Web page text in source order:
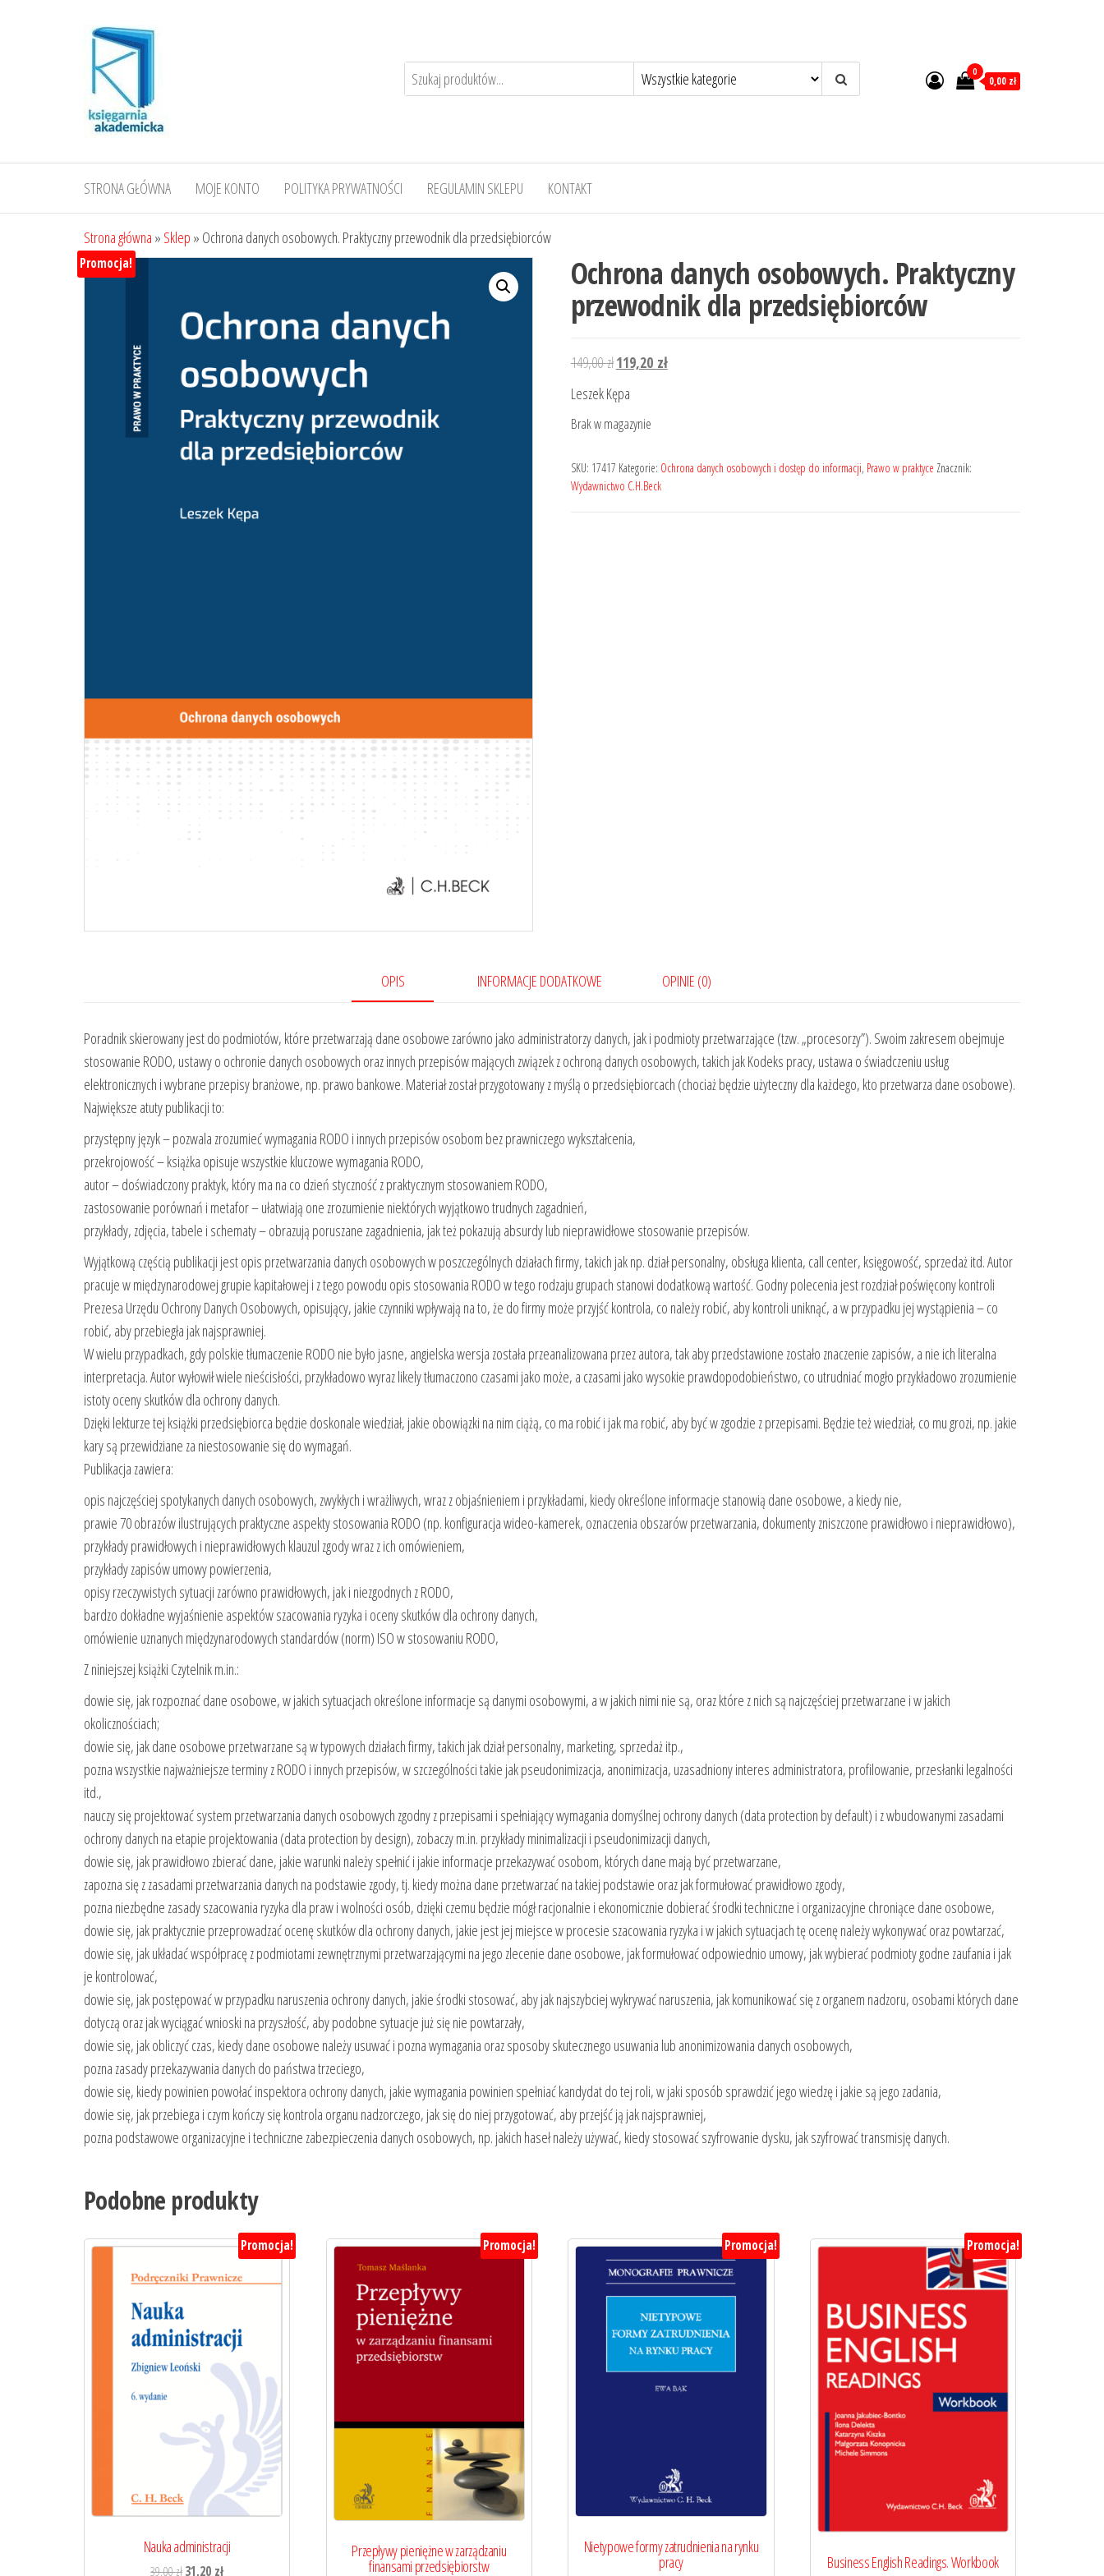
0
0,00 zł
STRONA GŁÓWNA MOJE KONTO POLITYKA PRYWATNOŚCI REGULAMIN SKLEPU KONTAKT
Strona główna » Sklep » Ochrona danych osobowych. Praktyczny przewodnik dla przedsiębiorców
Promocja! Ochrona danych osobowych. Praktyczny
przewodnik dla przedsiębiorców
149,00złPierwotna
wynosiła:
149,00 zł.
119,20 złAktualna
Leszek Kępa
Brak w magazynie
SKU: 17417 Kategorie: Ochrona danych osobowych i dostęp do informacji, Prawo w praktyce Znacznik:
Wydawnictwo C.H.Beck
OPIS INFORMACJE DODATKOWE OPINIE (0)
Poradnik skierowany jest do podmiotów, które przetwarzają dane osobowe zarówno jako administratorzy danych, jak i podmioty przetwarzające (tzw. „procesorzy”). Swoim zakresem obejmuje
stosowanie RODO, ustawy o ochronie danych osobowych oraz innych przepisów mających związek z ochroną danych osobowych, takich jak Kodeks pracy, ustawa o świadczeniu usług
elektronicznych i wybrane przepisy branżowe, np. prawo bankowe. Materiał został przygotowany z myślą o przedsiębiorcach (chociaż będzie użyteczny dla każdego, kto przetwarza dane osobowe).
Największe atuty publikacji to:
przystępny język – pozwala zrozumieć wymagania RODO i innych przepisów osobom bez prawniczego wykształcenia,
przekrojowość – książka opisuje wszystkie kluczowe wymagania RODO,
autor – doświadczony praktyk, który ma na co dzień styczność z praktycznym stosowaniem RODO,
zastosowanie porównań i metafor – ułatwiają one zrozumienie niektórych wyjątkowo trudnych zagadnień,
przykłady, zdjęcia, tabele i schematy – obrazują poruszane zagadnienia, jak też pokazują absurdy lub nieprawidłowe stosowanie przepisów.
Wyjątkową częścią publikacji jest opis przetwarzania danych osobowych w poszczególnych działach firmy, takich jak np. dział personalny, obsługa klienta, call center, księgowość, sprzedaż itd. Autor
pracuje w międzynarodowej grupie kapitałowej i z tego powodu opis stosowania RODO w tego rodzaju grupach stanowi dodatkową wartość. Godny polecenia jest rozdział poświęcony kontroli
Prezesa Urzędu Ochrony Danych Osobowych, opisujący, jakie czynniki wpływają na to, że do firmy może przyjść kontrola, co należy robić, aby kontroli uniknąć, a w przypadku jej wystąpienia – co
robić, aby przebiegła jak najsprawniej.
W wielu przypadkach, gdy polskie tłumaczenie RODO nie było jasne, angielska wersja została przeanalizowana przez autora, tak aby przedstawione zostało znaczenie zapisów, a nie ich literalna
interpretacja. Autor wyłowił wiele nieścisłości, przykładowo wyraz likely tłumaczono czasami jako może, a czasami jako wysokie prawdopodobieństwo, co utrudniać mogło przykładowo zrozumienie
istoty oceny skutków dla ochrony danych.
Dzięki lekturze tej książki przedsiębiorca będzie doskonale wiedział, jakie obowiązki na nim ciążą, co ma robić i jak ma robić, aby być w zgodzie z przepisami. Będzie też wiedział, co mu grozi, np. jakie
kary są przewidziane za niestosowanie się do wymagań.
Publikacja zawiera:
opis najczęściej spotykanych danych osobowych, zwykłych i wrażliwych, wraz z objaśnieniem i przykładami, kiedy określone informacje stanowią dane osobowe, a kiedy nie,
prawie 70 obrazów ilustrujących praktyczne aspekty stosowania RODO (np. konfiguracja wideo-kamerek, oznaczenia obszarów przetwarzania, dokumenty zniszczone prawidłowo i nieprawidłowo),
przykłady prawidłowych i nieprawidłowych klauzul zgody wraz z ich omówieniem,
przykłady zapisów umowy powierzenia,
opisy rzeczywistych sytuacji zarówno prawidłowych, jak i niezgodnych z RODO,
bardzo dokładne wyjaśnienie aspektów szacowania ryzyka i oceny skutków dla ochrony danych,
omówienie uznanych międzynarodowych standardów (norm) ISO w stosowaniu RODO,
Z niniejszej książki Czytelnik m.in.:
dowie się, jak rozpoznać dane osobowe, w jakich sytuacjach określone informacje są danymi osobowymi, a w jakich nimi nie są, oraz które z nich są najczęściej przetwarzane i w jakich
okolicznościach;
dowie się, jak dane osobowe przetwarzane są w typowych działach firmy, takich jak dział personalny, marketing, sprzedaż itp.,
pozna wszystkie najważniejsze terminy z RODO i innych przepisów, w szczególności takie jak pseudonimizacja, anonimizacja, uzasadniony interes administratora, profilowanie, przesłanki legalności
itd.,
nauczy się projektować system przetwarzania danych osobowych zgodny z przepisami i spełniający wymagania domyślnej ochrony danych (data protection by default) i z wbudowanymi zasadami
ochrony danych na etapie projektowania (data protection by design), zobaczy m.in. przykłady minimalizacji i pseudonimizacji danych,
dowie się, jak prawidłowo zbierać dane, jakie warunki należy spełnić i jakie informacje przekazywać osobom, których dane mają być przetwarzane,
zapozna się z zasadami przetwarzania danych na podstawie zgody, tj. kiedy można dane przetwarzać na takiej podstawie oraz jak formułować prawidłowo zgody,
pozna niezbędne zasady szacowania ryzyka dla praw i wolności osób, dzięki czemu będzie mógł racjonalnie i ekonomicznie dobierać środki techniczne i organizacyjne chroniące dane osobowe,
dowie się, jak praktycznie przeprowadzać ocenę skutków dla ochrony danych, jakie jest jej miejsce w procesie szacowania ryzyka i w jakich sytuacjach tę ocenę należy wykonywać oraz powtarzać,
dowie się, jak układać współpracę z podmiotami zewnętrznymi przetwarzającymi na jego zlecenie dane osobowe, jak formułować odpowiednio umowy, jak wybierać podmioty godne zaufania i jak
je kontrolować,
dowie się, jak postępować w przypadku naruszenia ochrony danych, jakie środki stosować, aby jak najszybciej wykrywać naruszenia, jak komunikować się z organem nadzoru, osobami których dane
dotyczą oraz jak wyciągać wnioski na przyszłość, aby podobne sytuacje już się nie powtarzały,
dowie się, jak obliczyć czas, kiedy dane osobowe należy usuwać i pozna wymagania oraz sposoby skutecznego usuwania lub anonimizowania danych osobowych,
pozna zasady przekazywania danych do państwa trzeciego,
dowie się, kiedy powinien powołać inspektora ochrony danych, jakie wymagania powinien spełniać kandydat do tej roli, w jaki sposób sprawdzić jego wiedzę i jakie są jego zadania,
dowie się, jak przebiega i czym kończy się kontrola organu nadzorczego, jak się do niej przygotować, aby przejść ją jak najsprawniej,
pozna podstawowe organizacyjne i techniczne zabezpieczenia danych osobowych, np. jakich haseł należy używać, kiedy stosować szyfrowanie dysku, jak szyfrować transmisję danych.
Podobne produkty
Promocja!
Nauka administracji
39,00złPierwotna
31,20 złAktualna
Promocja!
Przepływy pieniężne w zarządzaniu
finansami przedsiębiorstw
Promocja!
Nietypowe formy zatrudnienia na rynku
pracy
Promocja!
Business English Readings. Workbook